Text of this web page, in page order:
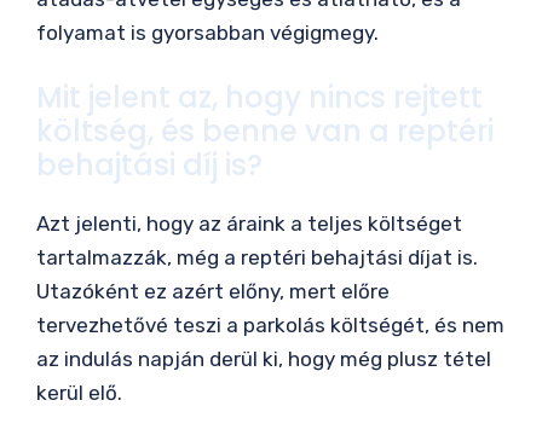
folyamat is gyorsabban végigmegy.
Mit jelent az, hogy nincs rejtett
költség, és benne van a reptéri
behajtási díj is?
Azt jelenti, hogy az áraink a teljes költséget
tartalmazzák, még a reptéri behajtási díjat is.
Utazóként ez azért előny, mert előre
tervezhetővé teszi a parkolás költségét, és nem
az indulás napján derül ki, hogy még plusz tétel
kerül elő.